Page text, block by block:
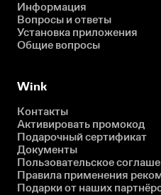
Информация
Вопросы и ответы
Установка приложения
Общие вопросы
Wink
Контакты
Активировать промокод
Подарочный сертификат
Документы
Пользовательское
Правила применения
Подарки от наших